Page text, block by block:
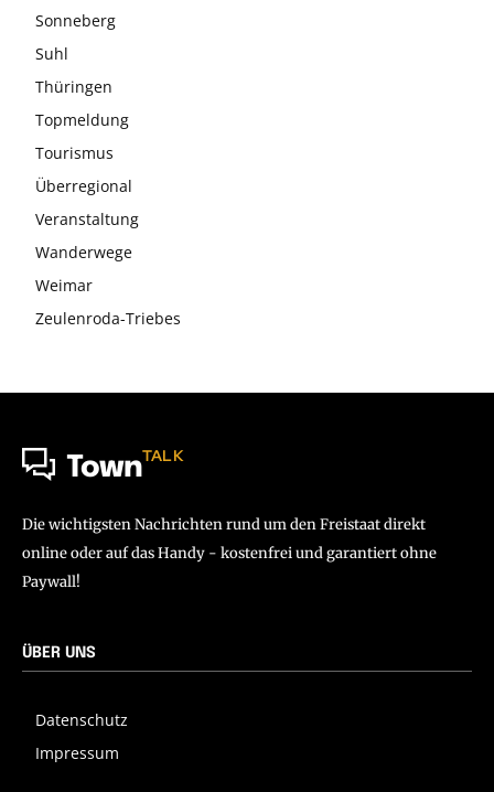
Sonneberg
Suhl
Thüringen
Topmeldung
Tourismus
Überregional
Veranstaltung
Wanderwege
Weimar
Zeulenroda-Triebes
TownTALK
Die wichtigsten Nachrichten rund um den Freistaat direkt
online oder auf das Handy - kostenfrei und garantiert ohne
Paywall!
ÜBER UNS
Datenschutz
Impressum